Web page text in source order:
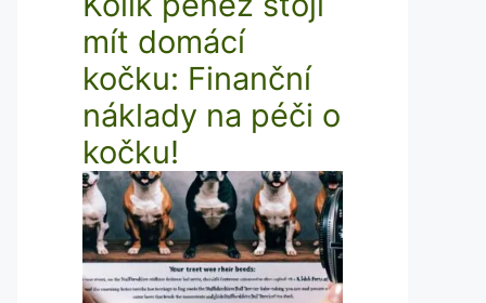
mít domácí
kočku: Finanční
náklady na péči o
kočku!